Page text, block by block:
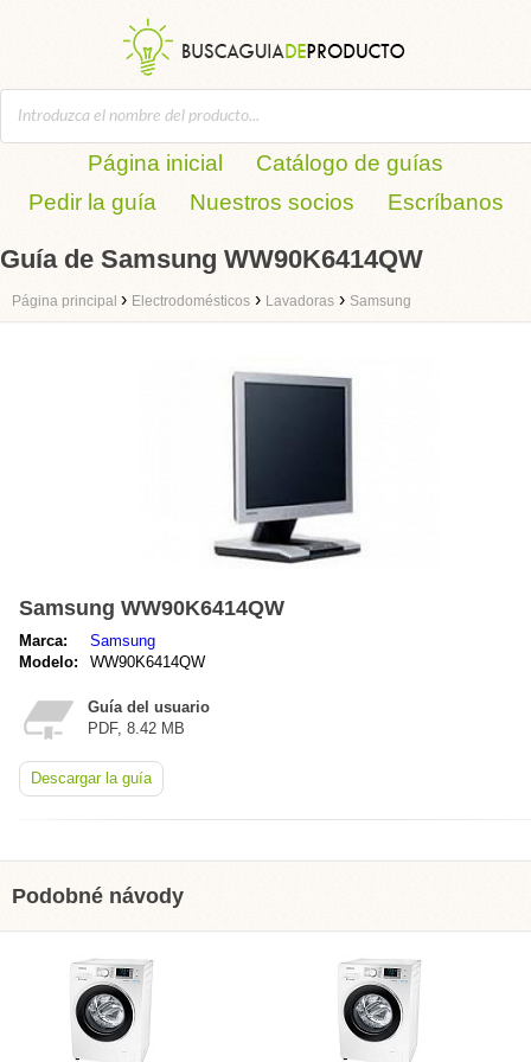
Página inicial
Catálogo de guías
Pedir la guía
Nuestros socios Escríbanos
Guía de Samsung WW90K6414QW
Página principal › Electrodomésticos › Lavadoras › Samsung
Samsung WW90K6414QW
Marca:
Samsung
Modelo:
WW90K6414QW
Guía del usuario
PDF, 8.42 MB
Descargar la guía
Podobné návody